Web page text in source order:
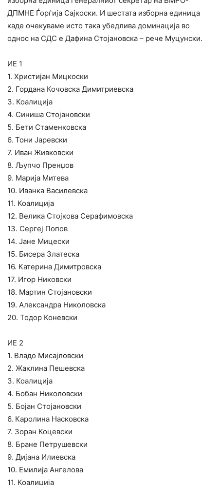
ДПМНЕ Ѓорѓија Сајкоски. И шестата изборна единица
каде очекуваме исто така убедлива доминација во
однос на СДС е Дафина Стојановска – рече Муцунски.
ИЕ 1
1. Христијан Мицкоски
2. Гордана Кочовска Димитриевска
3. Коалиција
4. Синиша Стојановски
5. Бети Стаменковска
6. Тони Јаревски
7. Иван Живковски
8. Љупчо Пренџов
9. Марија Митева
10. Иванка Василевска
11. Коалиција
12. Велика Стојкова Серафимовска
13. Сергеј Попов
14. Јане Мицески
15. Бисера Златеска
16. Катерина Димитровска
17. Игор Никовски
18. Мартин Стојановски
19. Александра Николовска
20. Тодор Коневски
ИЕ 2
1. Владо Мисајловски
2. Жаклина Пешевска
3. Коалиција
4. Бобан Николовски
5. Бојан Стојановски
6. Каролина Насковска
7. Зоран Коцевски
8. Бране Петрушевски
9. Дијана Илиевска
10. Емилија Ангелова
11. Коалиција